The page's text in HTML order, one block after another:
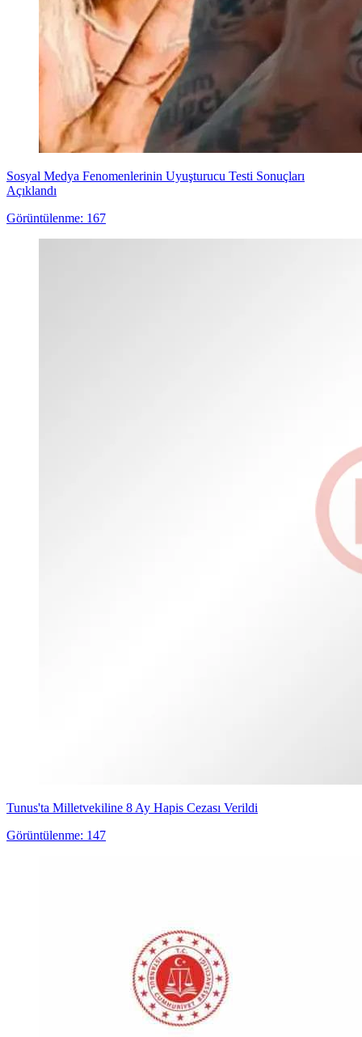
Sosyal Medya Fenomenlerinin Uyuşturucu Testi Sonuçları
Açıklandı
Görüntülenme: 167
Tunus'ta Milletvekiline 8 Ay Hapis Cezası Verildi
Görüntülenme: 147